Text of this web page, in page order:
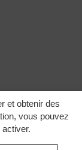
et obtenir des
vous pouvez
RECHERCHE